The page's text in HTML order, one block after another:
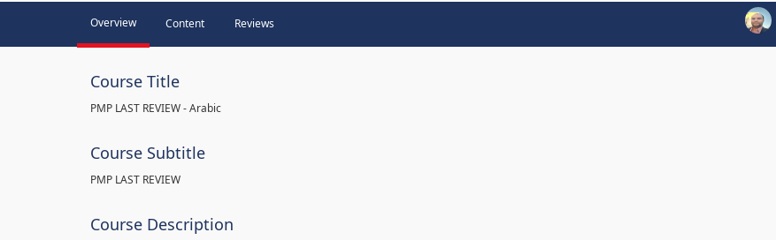
Overview Content Reviews
Course Title
PMP LAST REVIEW - Arabic
Course Subtitle
PMP LAST REVIEW
Course Description